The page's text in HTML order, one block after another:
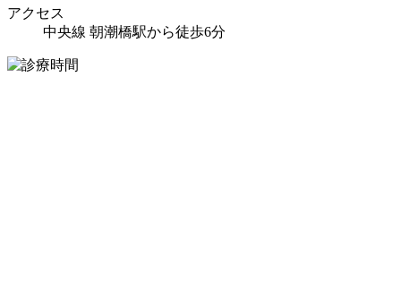
アクセス
中央線 朝潮橋駅から徒歩6分